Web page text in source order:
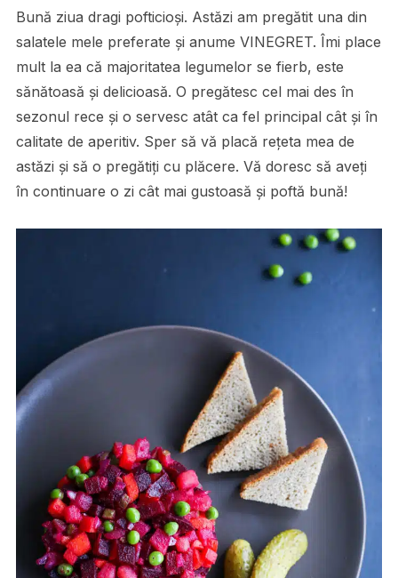
Bună ziua dragi pofticioși. Astăzi am pregătit una din
salatele mele preferate și anume VINEGRET. Îmi place
mult la ea că majoritatea legumelor se fierb, este
sănătoasă și delicioasă. O pregătesc cel mai des în
sezonul rece și o servesc atât ca fel principal cât și în
calitate de aperitiv. Sper să vă placă rețeta mea de
astăzi și să o pregătiți cu plăcere. Vă doresc să aveți
în continuare o zi cât mai gustoasă și poftă bună!